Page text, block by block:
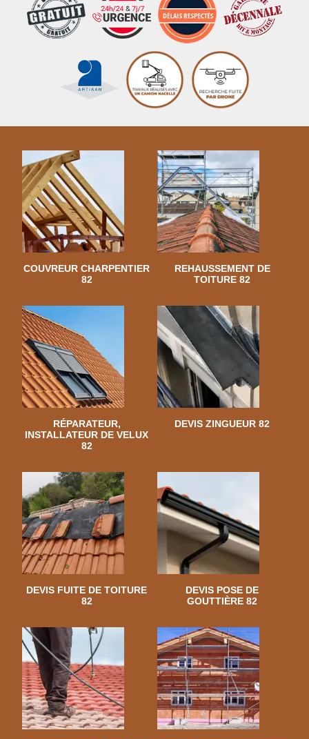
COUVREUR CHARPENTIER
82
REHAUSSEMENT DE
TOITURE 82
RÉPARATEUR,
INSTALLATEUR DE VELUX
82
DEVIS ZINGUEUR 82
DEVIS FUITE DE TOITURE
82
DEVIS POSE DE
GOUTTIÈRE 82